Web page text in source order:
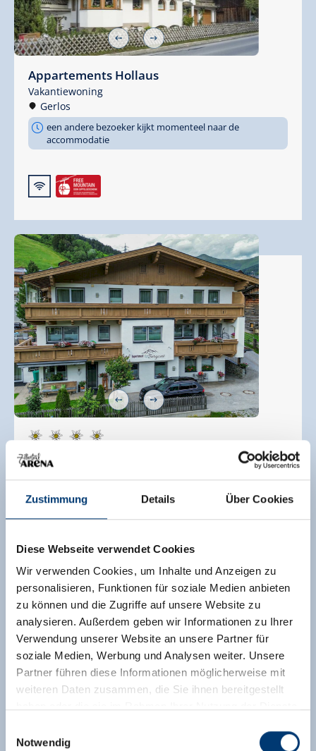
Zustimmung Details Über Cookies
Diese Webseite verwendet Cookies
Wir verwenden Cookies, um Inhalte und Anzeigen zu
personalisieren, Funktionen für soziale Medien anbieten
zu können und die Zugriffe auf unsere Website zu
analysieren. Außerdem geben wir Informationen zu Ihrer
Verwendung unserer Website an unsere Partner für
soziale Medien, Werbung und Analysen weiter. Unsere
Partner führen diese Informationen möglicherweise mit
weiteren Daten zusammen, die Sie ihnen bereitgestellt
Notwendig
Appartements Hollaus
Vakantiewoning
Gerlos
een andere bezoeker kijkt momenteel naar de
accommodatie
🜉
Appartement Bergzeit Gerlos
Vakantiewoning
🜉🞷